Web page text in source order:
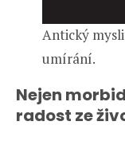
Antický
umírání.
Nejen
radost ze